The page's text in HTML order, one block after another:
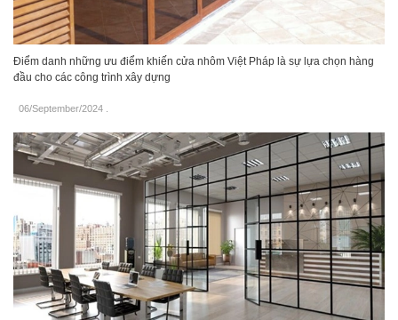
Điểm danh những ưu điểm khiến cửa nhôm Việt Pháp là sự lựa chọn hàng
đầu cho các công trình xây dựng
06/September/2024